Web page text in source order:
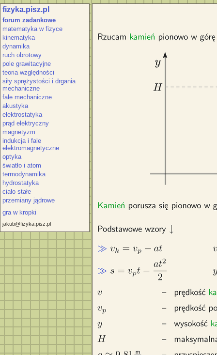
fizyka.pisz.pl
forum zadankowe
matematyka w fizyce
kinematyka
dynamika
ruch obrotowy
pole grawitacyjne
teoria względności
siły sprężystości i drgania
mechaniczne
fale mechaniczne
akustyka
elektrostatyka
prąd elektryczny
magnetyzm
indukcja i fale
elektromagnetyczne
optyka
światło i atom
termodynamika
hydrostatyka
ciało stałe
przemiany jądrowe
gra w kropki
jakub@fizyka.pisz.pl